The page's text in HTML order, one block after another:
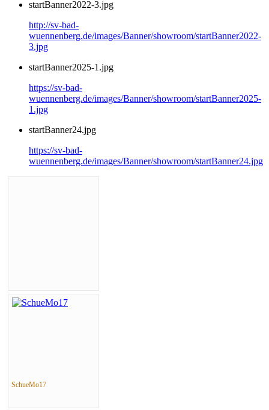
startBanner2022-3.jpg
http://sv-bad-
wuennenberg.de/images/Banner/showroom/startBanner2022-
3.jpg
startBanner2025-1.jpg
https://sv-bad-
wuennenberg.de/images/Banner/showroom/startBanner2025-
1.jpg
startBanner24.jpg
https://sv-bad-
wuennenberg.de/images/Banner/showroom/startBanner24.jpg
SchueMo17